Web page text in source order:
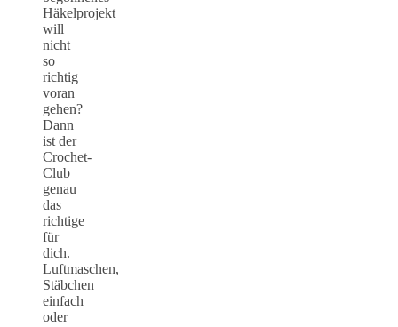
Häkelprojekt
will
nicht
so
richtig
voran
gehen?
Dann
ist der
Crochet-
Club
genau
das
richtige
für
dich.
Luftmaschen,
Stäbchen
einfach
oder